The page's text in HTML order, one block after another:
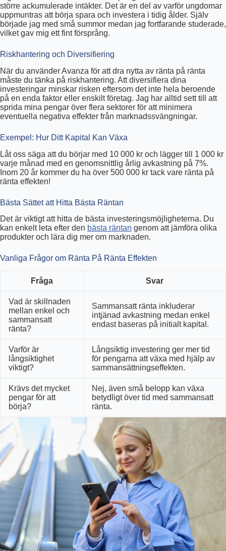
större ackumulerade intäkter. Det är en del av varför ungdomar
uppmuntras att börja spara och investera i tidig ålder. Själv
började jag med små summor medan jag fortfarande studerade,
vilket gav mig ett fint försprång.
Riskhantering och Diversifiering
När du använder Avanza för att dra nytta av ränta på ränta
måste du tänka på riskhantering. Att diversifiera dina
investeringar minskar risken eftersom det inte hela beroende
på en enda faktor eller enskilt företag. Jag har alltid sett till att
sprida mina pengar över flera sektorer för att minimera
eventuella negativa effekter från marknadssvängningar.
Exempel: Hur Ditt Kapital Kan Växa
Låt oss säga att du börjar med 10 000 kr och lägger till 1 000 kr
varje månad med en genomsnittlig årlig avkastning på 7%.
Inom 20 år kommer du ha över 500 000 kr tack vare ränta på
ränta effekten!
Bästa Sättet att Hitta Bästa Räntan
Det är viktigt att hitta de bästa investeringsmöjligheterna. Du
kan enkelt leta efter den bästa räntan genom att jämföra olika
produkter och lära dig mer om marknaden.
Vanliga Frågor om Ränta På Ränta Effekten
Fråga Svar
Vad är skillnaden
mellan enkel och
sammansatt
ränta?
Sammansatt ränta inkluderar
intjänad avkastning medan enkel
endast baseras på initialt kapital.
Varför är
långsiktighet
viktigt?
Långsiktig investering ger mer tid
för pengarna att växa med hjälp av
sammansättningseffekten.
Krävs det mycket
pengar för att
börja?
Nej, även små belopp kan växa
betydligt över tid med sammansatt
ränta.